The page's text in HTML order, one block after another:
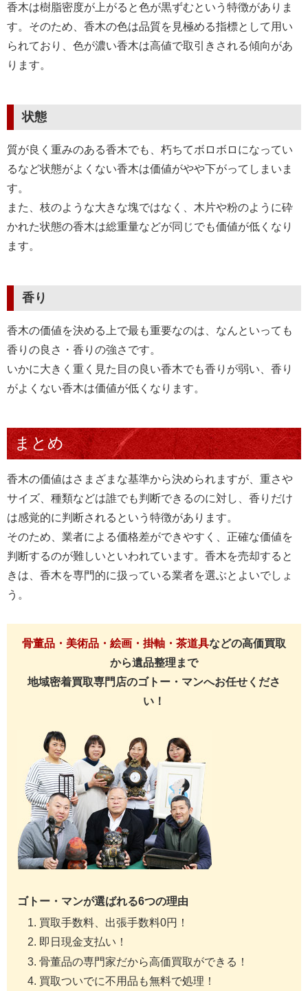
香木は樹脂密度が上がると色が黒ずむという特徴がありま
す。そのため、香木の色は品質を見極める指標として用い
られており、色が濃い香木は高値で取引きされる傾向があ
ります。
状態
質が良く重みのある香木でも、朽ちてボロボロになってい
るなど状態がよくない香木は価値がやや下がってしまいま
す。
また、枝のような大きな塊ではなく、木片や粉のように砕
かれた状態の香木は総重量などが同じでも価値が低くなり
ます。
香り
香木の価値を決める上で最も重要なのは、なんといっても
香りの良さ・香りの強さです。
いかに大きく重く見た目の良い香木でも香りが弱い、香り
がよくない香木は価値が低くなります。
まとめ
香木の価値はさまざまな基準から決められますが、重さや
サイズ、種類などは誰でも判断できるのに対し、香りだけ
は感覚的に判断されるという特徴があります。
そのため、業者による価格差ができやすく、正確な価値を
判断するのが難しいといわれています。香木を売却すると
きは、香木を専門的に扱っている業者を選ぶとよいでしょ
う。
骨董品・美術品・絵画・掛軸・茶道具などの高価買取
から遺品整理まで
地域密着買取専門店のゴトー・マンへお任せくださ
い！
ゴトー・マンが選ばれる6つの理由
買取手数料、出張手数料0円！
即日現金支払い！
骨董品の専門家だから高価買取ができる！
買取ついでに不用品も無料で処理！